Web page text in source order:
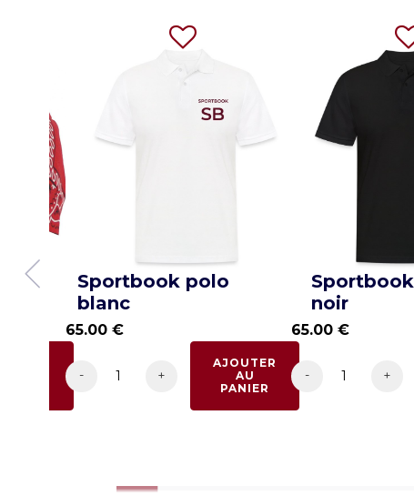
Sportbook polo
blanc
65.00€
- +
AJOUTER
AU
PANIER
noir
65.00€
- +